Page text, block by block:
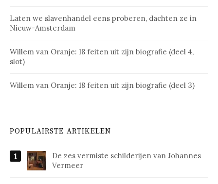
Laten we slavenhandel eens proberen, dachten ze in
Nieuw-Amsterdam
Willem van Oranje: 18 feiten uit zijn biografie (deel 4,
slot)
Willem van Oranje: 18 feiten uit zijn biografie (deel 3)
POPULAIRSTE ARTIKELEN
De zes vermiste schilderijen van Johannes
Vermeer